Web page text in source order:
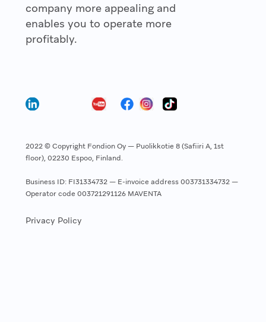
company more appealing and
enables you to operate more
profitably.
2022 © Copyright Fondion Oy — Puolikkotie 8 (Safiiri A, 1st
floor), 02230 Espoo, Finland.
Business ID: FI31334732 — E-invoice address 003731334732 —
Operator code 003721291126 MAVENTA
Privacy Policy